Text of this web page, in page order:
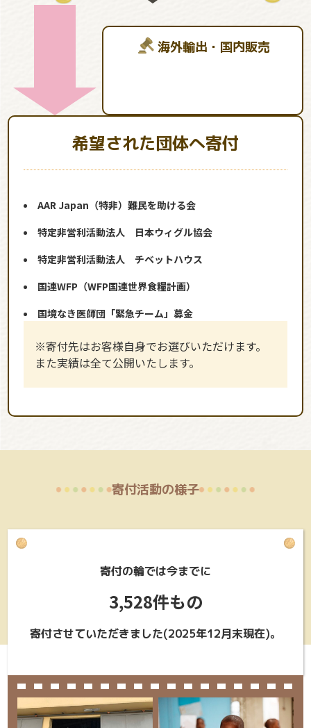
海外輸出・国内販売
希望された団体へ寄付
AAR Japan（特非）難民を助ける会
特定非営利活動法人 日本ウィグル協会
特定非営利活動法人 チベットハウス
国連WFP（WFP国連世界食糧計画）
国境なき医師団「緊急チーム」募金
※寄付先はお客様自身でお選びいただけます。
また実績は全て公開いたします。
寄付活動の様子
寄付の輪では今までに
3,528件もの
寄付させていただきました(2025年12月末現在)。